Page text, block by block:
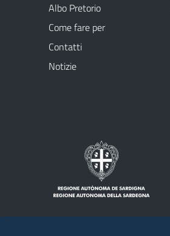
Albo Pretorio
Come fare per
Contatti
Notizie